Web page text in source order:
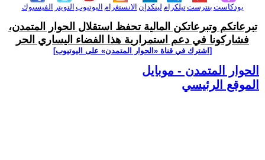
الفيسبوك التويتر اليوتيوب الانستغرام لينكدإن تيلكرامبنترست بودكاست
تبرعاتكم وتبرعاتكن المالية تحفظ استقلال الحوار المتمدن،
فشاركونا في دعم استمرارية هذا الفضاء اليساري الحر
[اشترك في قناة ‫«الحوار المتمدن» على اليوتيوب]
الحوار المتمدن - موبايل
الموقع الرئيسي